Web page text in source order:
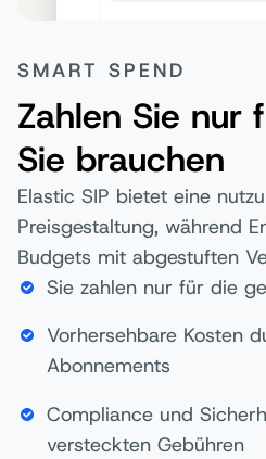
SMART SPEND
Zahlen Sie nur
Sie brauchen
Elastic SIP bietet eine
Preisgestaltung, während
Budgets mit abgestuften
Sie zahlen nur für die
Vorhersehbare Kosten
Abonnements
Compliance und
versteckten Gebühren